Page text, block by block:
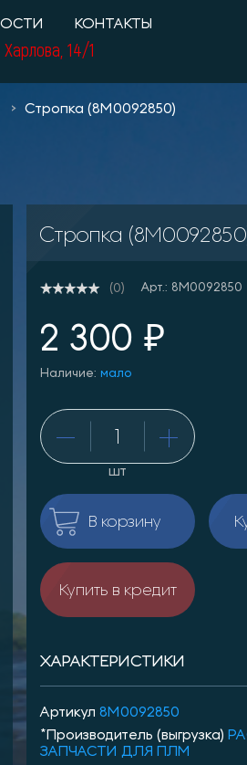
КОНТАКТЫ
Харлова, 14/1
Стропка (8M0092850)
Стропка
(0) Арт.: 8M0092850
2 300 ₽
Наличие:мало
шт
В корзину
Купить в кредит
ХАРАКТЕРИСТИКИ
Артикул8M0092850
*Производитель (выгрузка)
ЗАПЧАСТИ ДЛЯ ПЛМ